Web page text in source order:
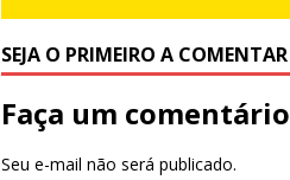
SEJA O PRIMEIRO A COMENTAR
Faça um comentário
Seu e-mail não será publicado.